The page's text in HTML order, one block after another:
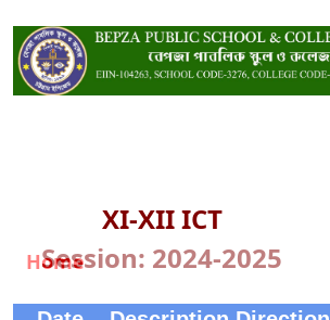
Home
XI-XII ICT
Session: 2024-2025